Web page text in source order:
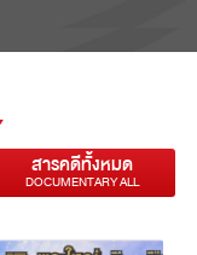
สารคดีทั้งหมด
DOCUMENTARY ALL